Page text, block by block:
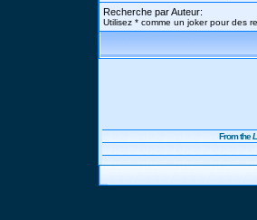
Recherche par Auteur:
Utilisez * comme un joker pour des
From the